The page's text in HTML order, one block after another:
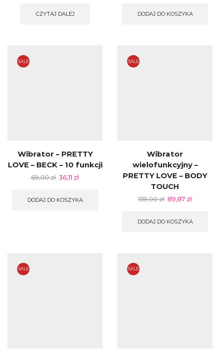
CZYTAJ DALEJ DODAJ DO KOSZYKA
SALE
Wibrator – PRETTY
LOVE – BECK – 10 funkcji
69,00zł 36,11 zł
DODAJ DO KOSZYKA
SALE
Wibrator
wielofunkcyjny –
PRETTY LOVE – BODY
TOUCH
159,00zł 89,87 zł
DODAJ DO KOSZYKA
SALE SALE